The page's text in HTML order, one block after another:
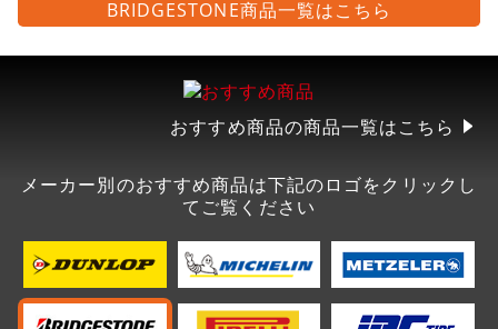
BRIDGESTONE商品一覧はこちら
おすすめ商品の商品一覧はこちら
メーカー別のおすすめ商品は下記のロゴをクリックし
てご覧ください